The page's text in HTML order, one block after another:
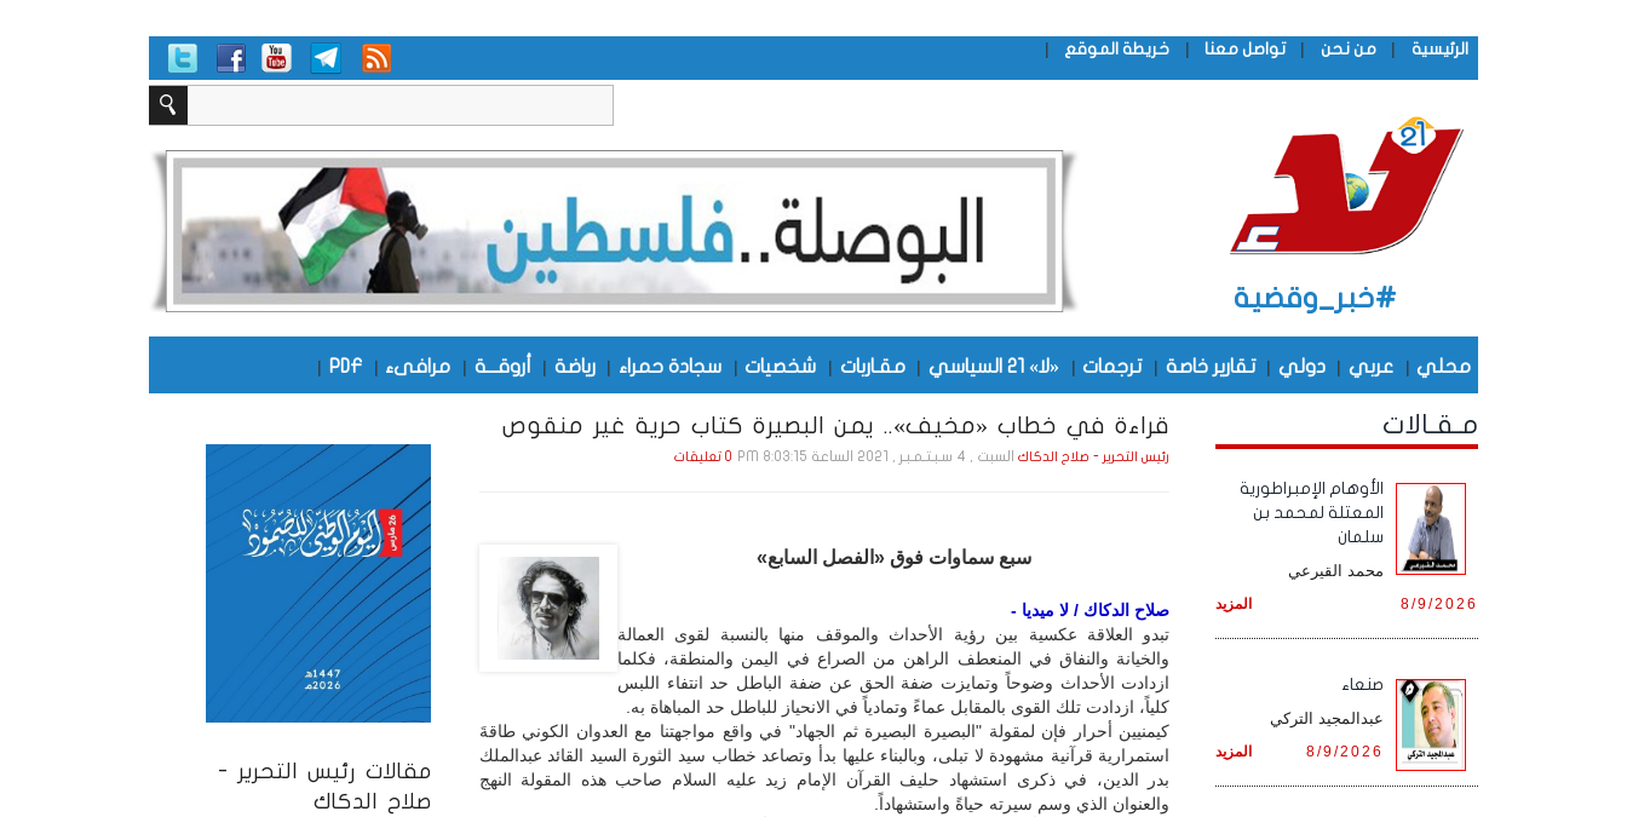
الرئيسية | من نحن | تواصل معنا | خريطة الموقع |
#خبر_وقضية
محلي | عربي | دولي | تقارير خاصة | ترجمات | «لا» 21 السياسي | مقـاربات | شخصيات | سجادة حمراء | رياضة | أروقـــة | مرافىء |
PDF
|
مقالات رئيس التحرير -
صلاح الدكاك
قراءة في خطاب «مخيف».. يمن البصيرة كتاب حرية غير منقوص
رئيس التحرير - صلاح الدكاكالسبت , 4 سـبـتـمـبـر , 2021 الساعة 8:03:15 PM 0 تعليقات
سبع سماوات فوق «الفصل السابع»
صلاح الدكاك / لا ميديا -
تبدو العلاقة عكسية بين رؤية الأحداث والموقف منها بالنسبة لقوى العمالة
والخيانة والنفاق في المنعطف الراهن من الصراع في اليمن والمنطقة، فكلما
ازدادت الأحداث وضوحاً وتمايزت ضفة الحق عن ضفة الباطل حد انتفاء اللبس
كلياً، ازدادت تلك القوى بالمقابل عماءً وتمادياً في الانحياز للباطل حد المباهاة به.
كيمنيين أحرار فإن لمقولة "البصيرة البصيرة ثم الجهاد" في واقع مواجهتنا مع العدوان الكوني طاقةَ
استمرارية قرآنية مشهودة لا تبلى، وبالبناء عليها بدأ وتصاعد خطاب سيد الثورة السيد القائد عبدالملك
بدر الدين، في ذكرى استشهاد حليف القرآن الإمام زيد عليه السلام صاحب هذه المقولة النهج
والعنوان الذي وسم سيرته حياةً واستشهاداً.
مـقـالات
الأوهام الإمبراطورية
المعتلة لمحمد بن
سلمان
محمد القيرعي
المزيد 8/9/2026
صنعاء
عبدالمجيد التركي
المزيد 8/9/2026